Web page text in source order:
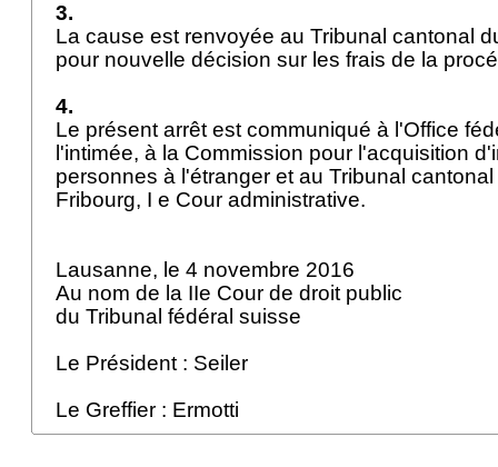
3.
La cause est renvoyée au Tribunal cantonal
pour nouvelle décision sur les frais de la
4.
Le présent arrêt est communiqué à l'Office
l'intimée, à la Commission pour l'acquisition
personnes à l'étranger et au Tribunal
Fribourg, I e Cour administrative.
Lausanne, le 4 novembre 2016
Au nom de la IIe Cour de droit public
du Tribunal fédéral suisse
Le Président : Seiler
Le Greffier : Ermotti